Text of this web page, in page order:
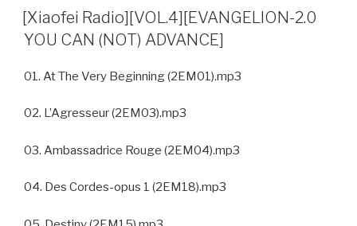
ON
[Xiaofei Radio][VOL.4][EVANGELION-2.0
YOU CAN (NOT) ADVANCE]
01. At The Very Beginning (2EM01).mp3
02. L’Agresseur (2EM03).mp3
03. Ambassadrice Rouge (2EM04).mp3
04. Des Cordes-opus 1 (2EM18).mp3